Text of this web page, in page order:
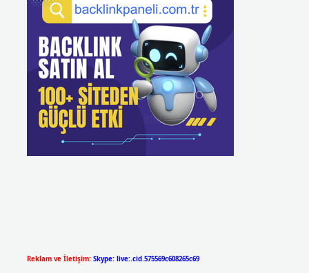
Reklam ve İletişim: Skype: live:.cid.575569c608265c69